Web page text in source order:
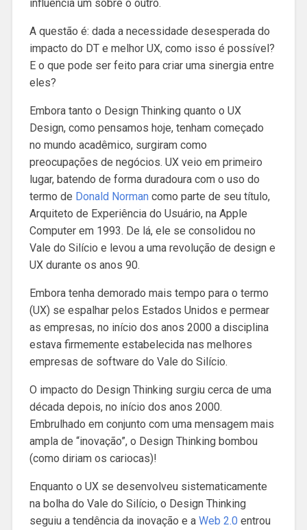
influência um sobre o outro.
A questão é: dada a necessidade desesperada do
impacto do DT e melhor UX, como isso é possível?
E o que pode ser feito para criar uma sinergia entre
eles?
Embora tanto o Design Thinking quanto o UX
Design, como pensamos hoje, tenham começado
no mundo acadêmico, surgiram como
preocupações de negócios. UX veio em primeiro
lugar, batendo de forma duradoura com o uso do
termo de Donald Norman como parte de seu título,
Arquiteto de Experiência do Usuário, na Apple
Computer em 1993. De lá, ele se consolidou no
Vale do Silício e levou a uma revolução de design e
UX durante os anos 90.
Embora tenha demorado mais tempo para o termo
(UX) se espalhar pelos Estados Unidos e permear
as empresas, no início dos anos 2000 a disciplina
estava firmemente estabelecida nas melhores
empresas de software do Vale do Silício.
O impacto do Design Thinking surgiu cerca de uma
década depois, no início dos anos 2000.
Embrulhado em conjunto com uma mensagem mais
ampla de “inovação”, o Design Thinking bombou
(como diriam os cariocas)!
Enquanto o UX se desenvolveu sistematicamente
na bolha do Vale do Silício, o Design Thinking
seguiu a tendência da inovação e a Web 2.0 entrou